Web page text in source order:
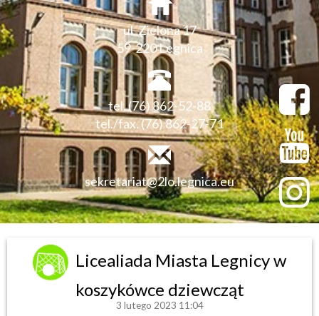
ul. Zielona 17
59-220 Legnica
tel. (76) 862-52-88
tel./fax. (76) 862-27-71
sekretariat@2lo.legnica.eu
Licealiada Miasta Legnicy w
koszykówce dziewcząt
3 lutego 2023 11:04